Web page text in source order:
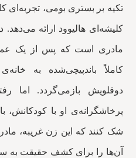
تکیه بر بستری بومی، تجربه‌ای
کلیشه‌ای هالیوود ارائه می‌دهد.
مادری است که پس از یک
کاملاً باندپیچی‌شده به
دوقلویش بازمی‌گردد. اما
پرخاشگرانه‌ی او با
شک کنند که این زن غریبه،
آن‌ها را برای کشف حقیقت به